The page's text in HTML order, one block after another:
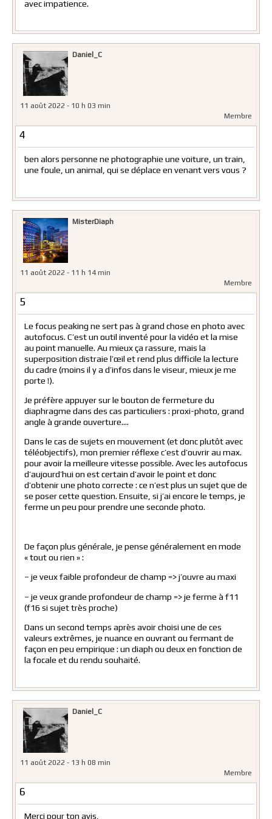
avec impatience.
Daniel_C
11 août 2022 - 10 h 03 min
Membre
4
ben alors personne ne photographie une voiture, un train,
une foule, un animal, qui se déplace en venant vers vous ?
MisterDiaph
11 août 2022 - 11 h 14 min
Membre
5
Le focus peaking ne sert pas à grand chose en photo avec
autofocus. C’est un outil inventé pour la vidéo et la mise
au point manuelle. Au mieux ça rassure, mais la
superposition distraie l’œil et rend plus difficile la lecture
du cadre (moins il y a d’infos dans le viseur, mieux je me
porte !).
Je préfère appuyer sur le bouton de fermeture du
diaphragme dans des cas particuliers : proxi-photo, grand
angle à grande ouverture….
Dans le cas de sujets en mouvement (et donc plutôt avec
téléobjectifs), mon premier réflexe c’est d’ouvrir au max.
pour avoir la meilleure vitesse possible. Avec les autofocus
d’aujourd’hui on est certain d’avoir le point et donc
d’obtenir une photo correcte : ce n’est plus un sujet que de
se poser cette question. Ensuite, si j’ai encore le temps, je
ferme un peu pour prendre une seconde photo.
De façon plus générale, je pense généralement en mode
« tout ou rien » :
– je veux faible profondeur de champ => j’ouvre au maxi
– je veux grande profondeur de champ => je ferme à f11
(f16 si sujet très proche)
Dans un second temps après avoir choisi une de ces
valeurs extrêmes, je nuance en ouvrant ou fermant de
façon en peu empirique : un diaph ou deux en fonction de
la focale et du rendu souhaité.
Daniel_C
11 août 2022 - 13 h 08 min
Membre
6
Merci pour ton avis,